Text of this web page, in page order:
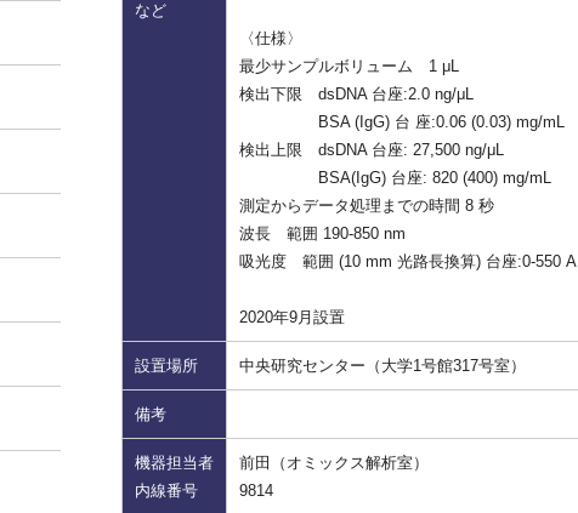
など
〈仕様〉
最少サンプルボリューム 1 μL
検出下限 dsDNA 台座:2.0 ng/μL
BSA (IgG) 台 座:0.06 (0.03) mg/mL
検出上限 dsDNA 台座: 27,500 ng/μL
BSA(IgG) 台座: 820 (400) mg/mL
測定からデータ処理までの時間 8 秒
波長 範囲 190-850 nm
吸光度 範囲 (10 mm 光路長換算) 台座:0-550 A
2020年9月設置
設置場所 中央研究センター（大学1号館317号室）
備考
機器担当者
内線番号
前田（オミックス解析室）
9814